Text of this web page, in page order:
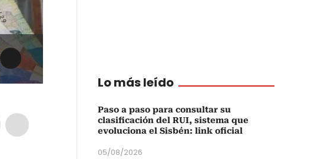
Lo más leído
Paso a paso para consultar su
clasificación del RUI, sistema que
evoluciona el Sisbén: link oficial
05/08/2026